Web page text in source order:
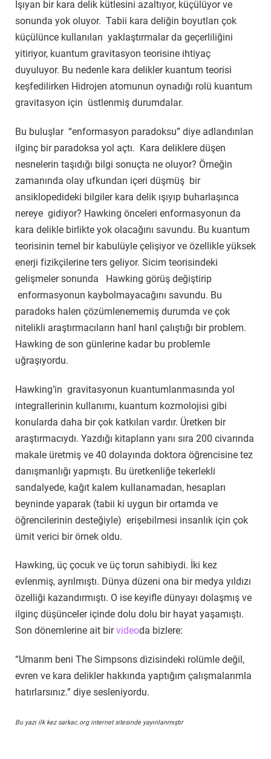
Işıyan bir kara delik kütlesini azaltıyor, küçülüyor ve
sonunda yok oluyor. Tabii kara deliğin boyutları çok
küçülünce kullanılan yaklaştırmalar da geçerliliğini
yitiriyor, kuantum gravitasyon teorisine ihtiyaç
duyuluyor. Bu nedenle kara delikler kuantum teorisi
keşfedilirken Hidrojen atomunun oynadığı rolü kuantum
gravitasyon için üstlenmiş durumdalar.
Bu buluşlar “enformasyon paradoksu” diye adlandırılan
ilginç bir paradoksa yol açtı. Kara deliklere düşen
nesnelerin taşıdığı bilgi sonuçta ne oluyor? Örneğin
zamanında olay ufkundan içeri düşmüş bir
ansiklopedideki bilgiler kara delik ışıyıp buharlaşınca
nereye gidiyor? Hawking önceleri enformasyonun da
kara delikle birlikte yok olacağını savundu. Bu kuantum
teorisinin temel bir kabulüyle çelişiyor ve özellikle yüksek
enerji fizikçilerine ters geliyor. Sicim teorisindeki
gelişmeler sonunda Hawking görüş değiştirip
enformasyonun kaybolmayacağını savundu. Bu
paradoks halen çözümlenememiş durumda ve çok
nitelikli araştırmacıların harıl harıl çalıştığı bir problem.
Hawking de son günlerine kadar bu problemle
uğraşıyordu.
Hawking’in gravitasyonun kuantumlanmasında yol
integrallerinin kullanımı, kuantum kozmolojisi gibi
konularda daha bir çok katkıları vardır. Üretken bir
araştırmacıydı. Yazdığı kitapların yanı sıra 200 civarında
makale üretmiş ve 40 dolayında doktora öğrencisine tez
danışmanlığı yapmıştı. Bu üretkenliğe tekerlekli
sandalyede, kağıt kalem kullanamadan, hesapları
beyninde yaparak (tabii ki uygun bir ortamda ve
öğrencilerinin desteğiyle) erişebilmesi insanlık için çok
ümit verici bir örnek oldu.
Hawking, üç çocuk ve üç torun sahibiydi. İki kez
evlenmiş, ayrılmıştı. Dünya düzeni ona bir medya yıldızı
özelliği kazandırmıştı. O ise keyifle dünyayı dolaşmış ve
ilginç düşünceler içinde dolu dolu bir hayat yaşamıştı.
Son dönemlerine ait birvideoda bizlere:
“Umarım beni The Simpsons dizisindeki rolümle değil,
evren ve kara delikler hakkında yaptığım çalışmalarımla
hatırlarsınız.” diye sesleniyordu.
Bu yazı ilk kez sarkac.org internet sitesinde yayınlanmıştır